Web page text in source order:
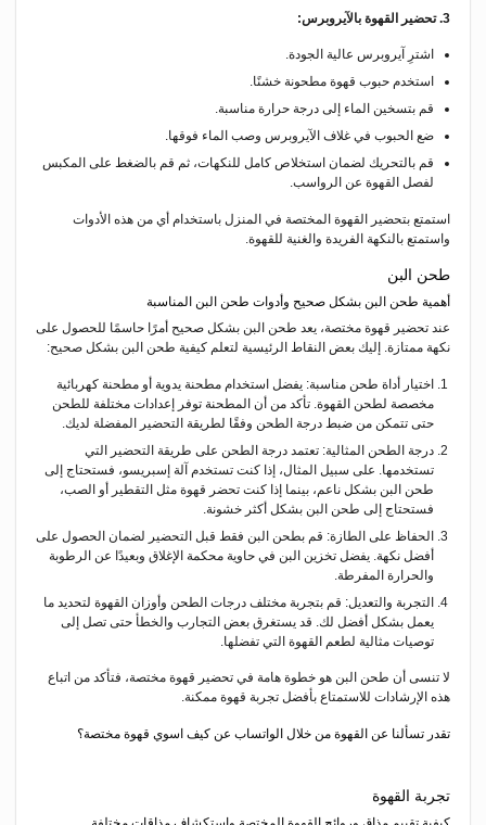
3. تحضير القهوة بالآيروبرس:
اشترِ آيروبرس عالية الجودة.
استخدم حبوب قهوة مطحونة خشنًا.
قم بتسخين الماء إلى درجة حرارة مناسبة.
ضع الحبوب في غلاف الآيروبرس وصب الماء فوقها.
قم بالتحريك لضمان استخلاص كامل للنكهات، ثم قم بالضغط على المكبس
لفصل القهوة عن الرواسب.
استمتع بتحضير القهوة المختصة في المنزل باستخدام أي من هذه الأدوات
واستمتع بالنكهة الفريدة والغنية للقهوة.
طحن البن
أهمية طحن البن بشكل صحيح وأدوات طحن البن المناسبة
عند تحضير قهوة مختصة، يعد طحن البن بشكل صحيح أمرًا حاسمًا للحصول على
نكهة ممتازة. إليك بعض النقاط الرئيسية لتعلم كيفية طحن البن بشكل صحيح:
اختيار أداة طحن مناسبة: يفضل استخدام مطحنة يدوية أو مطحنة كهربائية
مخصصة لطحن القهوة. تأكد من أن المطحنة توفر إعدادات مختلفة للطحن
حتى تتمكن من ضبط درجة الطحن وفقًا لطريقة التحضير المفضلة لديك.
درجة الطحن المثالية: تعتمد درجة الطحن على طريقة التحضير التي
تستخدمها. على سبيل المثال، إذا كنت تستخدم آلة إسبريسو، فستحتاج إلى
طحن البن بشكل ناعم، بينما إذا كنت تحضر قهوة مثل التقطير أو الصب،
فستحتاج إلى طحن البن بشكل أكثر خشونة.
الحفاظ على الطازة: قم بطحن البن فقط قبل التحضير لضمان الحصول على
أفضل نكهة. يفضل تخزين البن في حاوية محكمة الإغلاق وبعيدًا عن الرطوبة
والحرارة المفرطة.
التجربة والتعديل: قم بتجربة مختلف درجات الطحن وأوزان القهوة لتحديد ما
يعمل بشكل أفضل لك. قد يستغرق بعض التجارب والخطأ حتى تصل إلى
توصيات مثالية لطعم القهوة التي تفضلها.
لا تنسى أن طحن البن هو خطوة هامة في تحضير قهوة مختصة، فتأكد من اتباع
هذه الإرشادات للاستمتاع بأفضل تجربة قهوة ممكنة.
تقدر تسألنا عن القهوة من خلال الواتساب عن كيف اسوي قهوة مختصة؟
تجربة القهوة